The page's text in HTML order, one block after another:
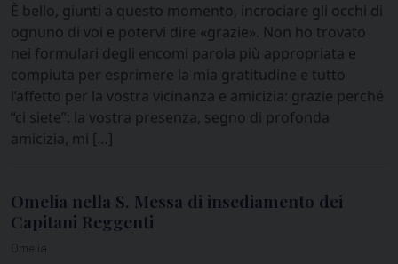
È bello, giunti a questo momento, incrociare gli occhi di
ognuno di voi e potervi dire «grazie». Non ho trovato
nei formulari degli encomi parola più appropriata e
compiuta per esprimere la mia gratitudine e tutto
l’affetto per la vostra vicinanza e amicizia: grazie perché
“ci siete”: la vostra presenza, segno di profonda
amicizia, mi […]
Omelia nella S. Messa di insediamento dei
Capitani Reggenti
Omelia